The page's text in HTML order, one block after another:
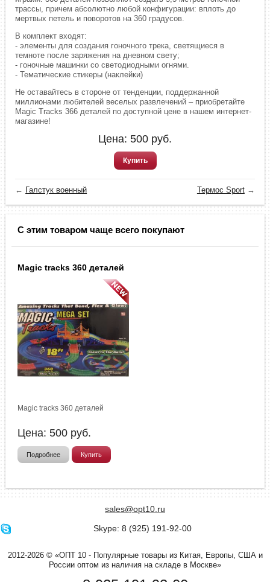
трассы, причем абсолютно любой конфигурации: вплоть до
мертвых петель и поворотов на 360 градусов.
В комплект входят:
- элементы для создания гоночного трека, светящиеся в
темноте после заряжения на дневном свету;
- гоночные машинки со светодиодными огнями.
- Тематические стикеры (наклейки)
Не оставайтесь в стороне от тенденции, поддержанной
миллионами любителей веселых развлечений – приобретайте
Magic Tracks 366 деталей по доступной цене в нашем интернет-
магазине!
Цена: 500 руб.
Купить
← Галстук военный Термос Sport→
С этим товаром чаще всего покупают
Magic tracks 360 деталей
Magic tracks 360 деталей
Цена:500 руб.
Подробнее Купить
sales@opt10.ru
Skype: 8 (925) 191-92-00
2012-2026 © «ОПТ 10 - Популярные товары из Китая, Европы, США и
России оптом из наличия на складе в Москве»